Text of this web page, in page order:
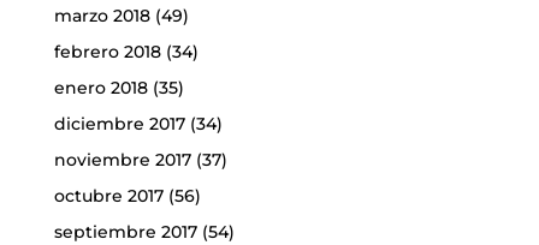
marzo 2018(49)
febrero 2018(34)
enero 2018(35)
diciembre 2017(34)
noviembre 2017(37)
octubre 2017(56)
septiembre 2017(54)